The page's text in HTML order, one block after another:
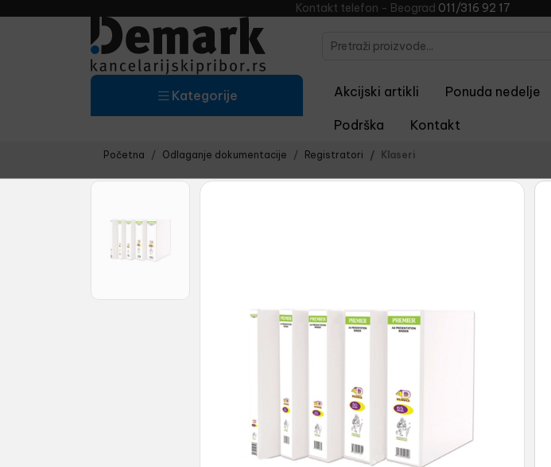
Kontakt telefon - Beograd 011/316 92 17
Kategorije Akcijski artikli Ponuda nedelje
Podrška Kontakt
Početna Odlaganje dokumentacije Registratori Klaseri